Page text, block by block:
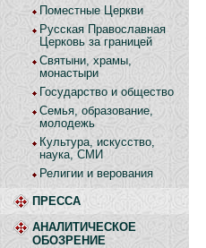
Поместные Церкви
Русская Православная
Церковь за границей
Святыни, храмы,
монастыри
Государство и общество
Семья, образование,
молодежь
Культура, искусство,
наука, СМИ
Религии и верования
ПРЕССА
АНАЛИТИЧЕСКОЕ
ОБОЗРЕНИЕ